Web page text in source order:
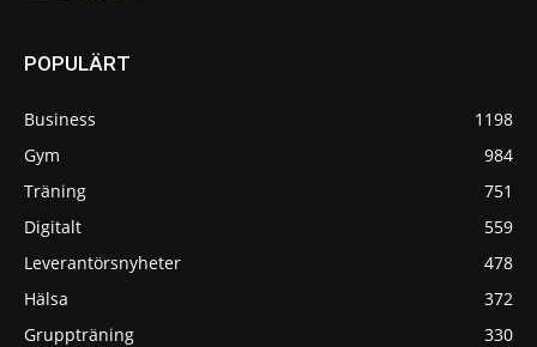
POPULÄRT
Business
1198
Gym
984
Träning
751
Digitalt
559
Leverantörsnyheter
478
Hälsa
372
Gruppträning
330